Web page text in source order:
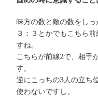
味方の数と敵の数をしっ
３：３とかでもこちら
すね。
こちらが前線2で、相手
す。
逆にこっちの3人の立ち
使わないですし。